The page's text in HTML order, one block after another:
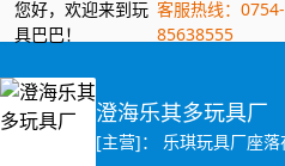
您好，欢迎来到玩
具巴巴！
客服热线：0754-
85638555
澄海乐其多玩具厂